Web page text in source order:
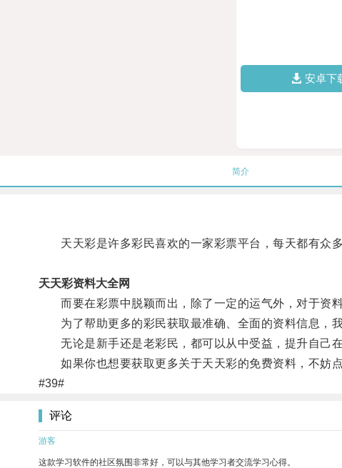
安卓下
简介
天天彩是许多彩民喜欢的一家彩票平台，每天都有众多
天天彩资料大全网
而要在彩票中脱颖而出，除了一定的运气外，对于资料
为了帮助更多的彩民获取最准确、全面的资料信息，我
无论是新手还是老彩民，都可以从中受益，提升自己在
如果你也想要获取更多关于天天彩的免费资料，不妨点
#39#
评论
游客
这款学习软件的社区氛围非常好，可以与其他学习者交流学习心得。